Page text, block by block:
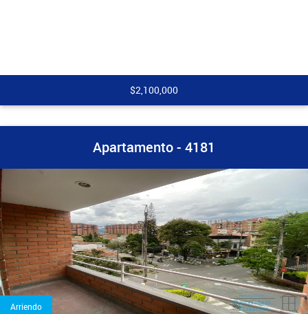
$2,100,000
Apartamento - 4181
Arriendo